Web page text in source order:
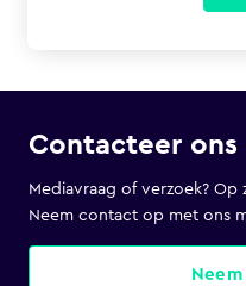
Contacteer ons
Mediavraag of verzoek? Op
Neem contact op met ons